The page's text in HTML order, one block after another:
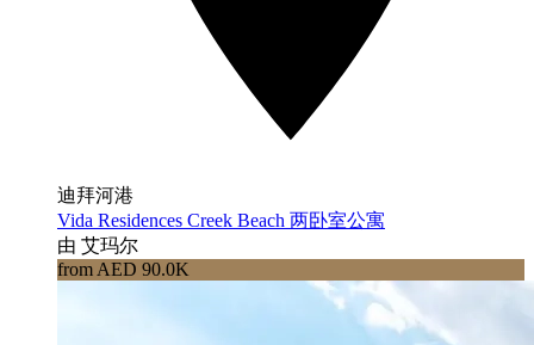
迪拜河港
Vida Residences Creek Beach 两卧室公寓
由 艾玛尔
from AED 90.0K